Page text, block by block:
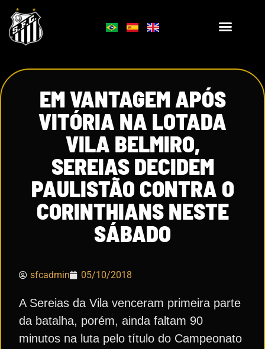
EM VANTAGEM APÓS
VITÓRIA NA LOTADA
VILA BELMIRO,
SEREIAS DECIDEM
PAULISTÃO CONTRA O
CORINTHIANS NESTE
SÁBADO
sfcadmin 05/10/2018
A Sereias da Vila venceram primeira parte
da batalha, porém, ainda faltam 90
minutos na luta pelo título do Campeonato